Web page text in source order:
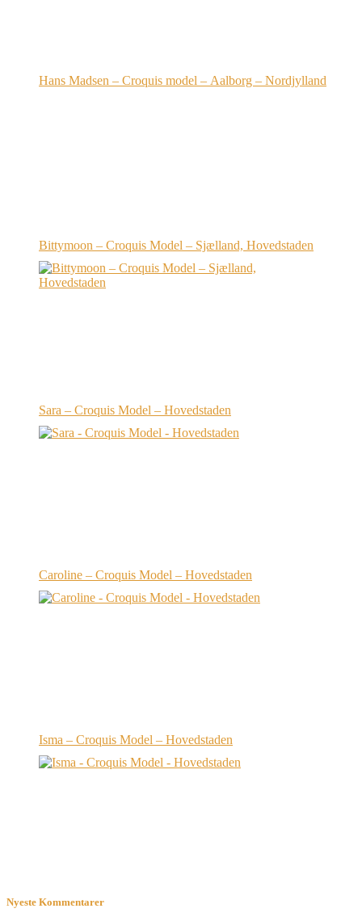
Hans Madsen – Croquis model – Aalborg – Nordjylland
Bittymoon – Croquis Model – Sjælland, Hovedstaden
Sara – Croquis Model – Hovedstaden
Caroline – Croquis Model – Hovedstaden
Isma – Croquis Model – Hovedstaden
Nyeste Kommentarer